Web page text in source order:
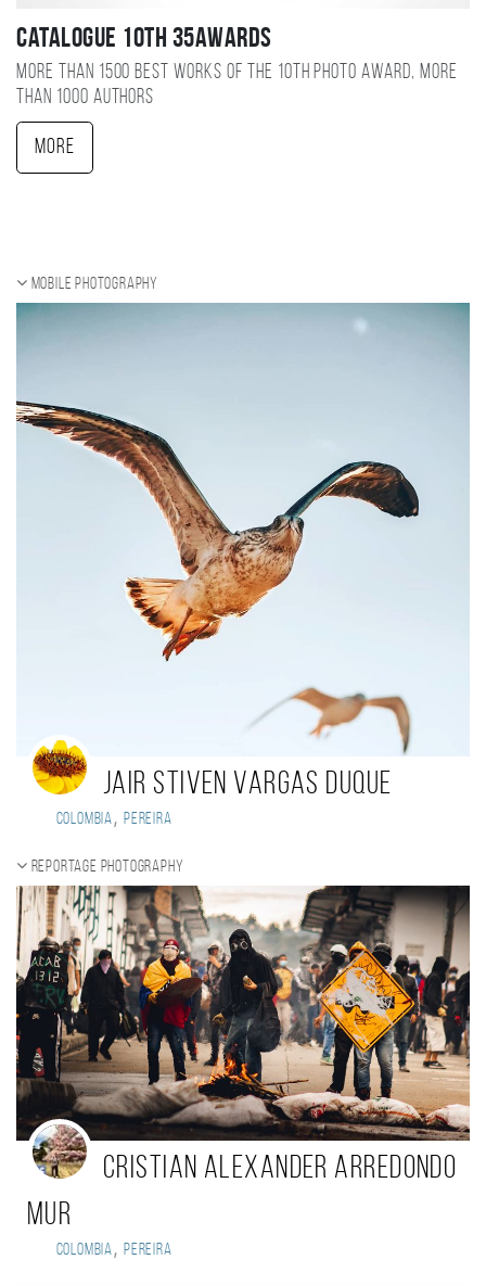
Catalogue 10TH 35AWARDS
More than 1500 best works of the 10TH photo award, more
than 1000 authors
More
Mobile photography
jair stiven vargas duque
Colombia, pereira
Reportage photography
Cristian Alexander Arredondo
Mur
Colombia, Pereira